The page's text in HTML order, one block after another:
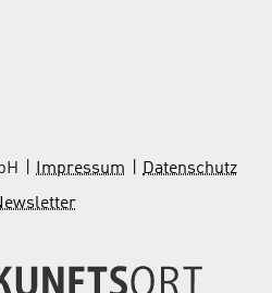
Impressum
Datenschutz